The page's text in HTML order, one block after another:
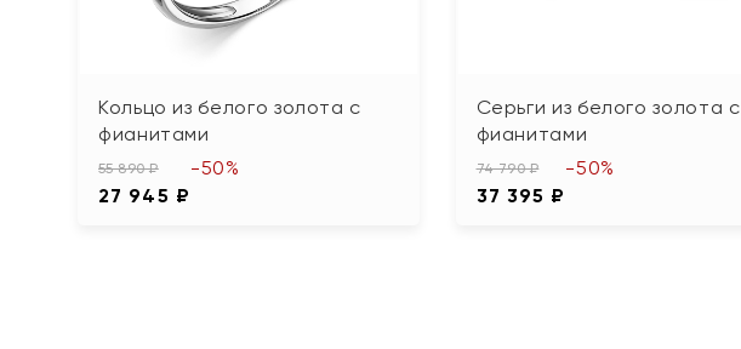
Кольцо из белого золота с
фианитами
55 890 ₽
27 945 ₽
-50%
Серьги из белого золота с
фианитами
74 790 ₽
37 395 ₽
-50%